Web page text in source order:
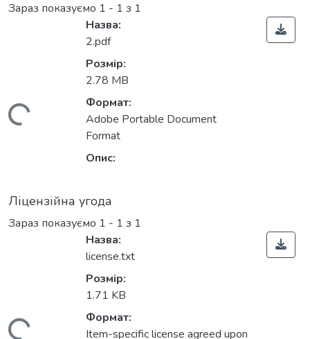
Зараз показуємо 1 - 1 з 1
Вантажиться...
Назва:
2.pdf
Розмір:
2.78 MB
Формат:
Adobe Portable Document
Format
Опис:
Ліцензійна угода
Зараз показуємо 1 - 1 з 1
Назва:
license.txt
Розмір:
1.71 KB
Формат:
Item-specific license agreed upon